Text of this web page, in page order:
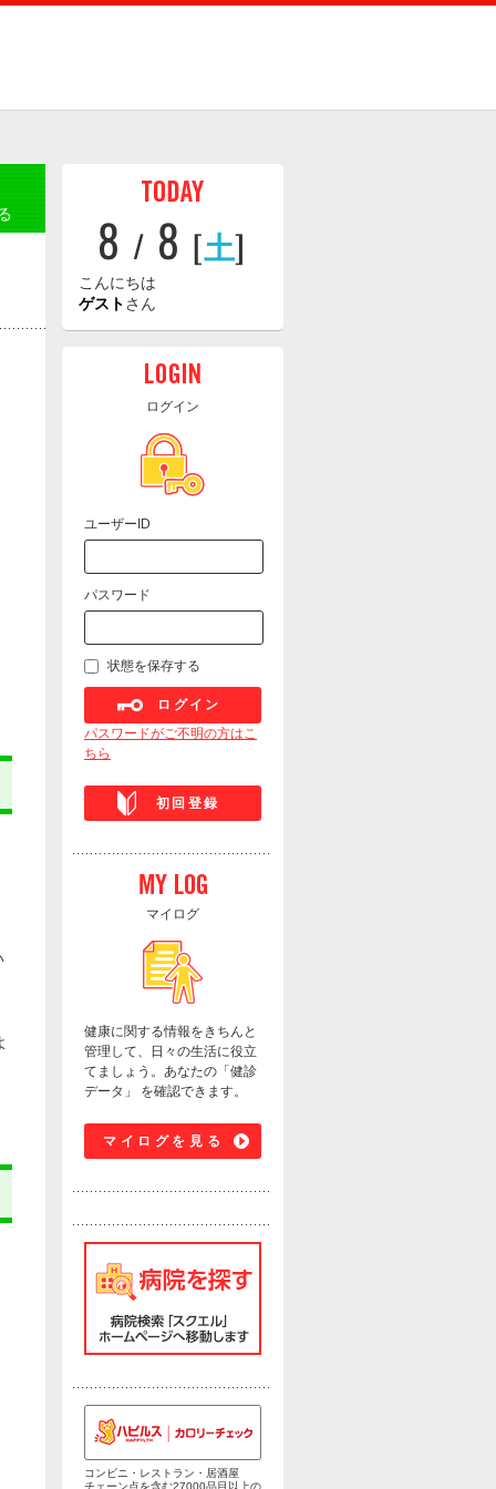
8 / 8 [土]
こんにちは
ゲストさん
ログイン
ユーザーID
パスワード
状態を保存する
ログイン
パスワードがご不明の方はこ
ちら
初回登録
マイログ
健康に関する情報をきちんと
管理して、日々の生活に役立
てましょう。あなたの「健診
データ」 を確認できます。
マイログを見る
コンビニ・レストラン・居酒屋
チェーン点を含む27000品目以上の